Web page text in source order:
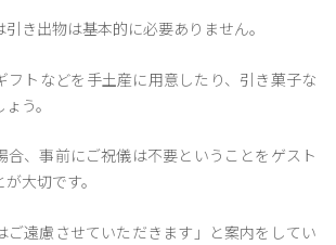
き出物は基本的に必要ありません。
フトなどを手土産に用意したり、引き菓子な
う。
合、事前にご祝儀は不要ということをゲスト
大切です。
ご遠慮させていただきます」と案内をしてい